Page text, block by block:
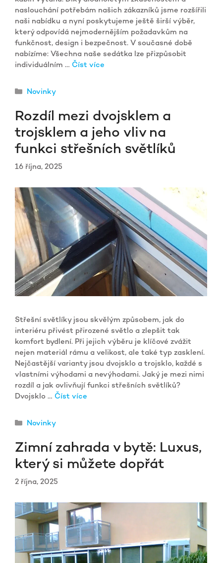
naslouchání potřebám našich zákazníků jsme rozšířili
naši nabídku a nyní poskytujeme ještě širší výběr,
který odpovídá nejmodernějším požadavkům na
funkčnost, design i bezpečnost. V současné době
nabízíme: Všechna naše sedátka lze přizpůsobit
individuálním … Číst více
Rubriky
Novinky
Rozdíl mezi dvojsklem a
trojsklem a jeho vliv na
funkci střešních světlíků
16 října, 2025
Střešní světlíky jsou skvělým způsobem, jak do
interiéru přivést přirozené světlo a zlepšit tak
komfort bydlení. Při jejich výběru je klíčové zvážit
nejen materiál rámu a velikost, ale také typ zasklení.
Nejčastější varianty jsou dvojsklo a trojsklo, každé s
vlastními výhodami a nevýhodami. Jaký je mezi nimi
rozdíl a jak ovlivňují funkci střešních světlíků?
Dvojsklo … Číst více
Rubriky
Novinky
Zimní zahrada v bytě: Luxus,
který si můžete dopřát
2 října, 2025